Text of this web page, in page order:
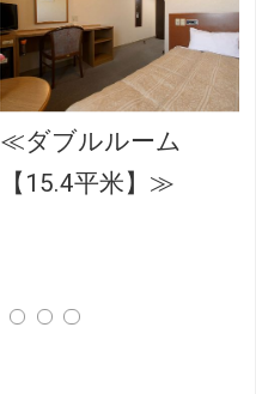
≪ダブルルーム
【15.4平米】≫